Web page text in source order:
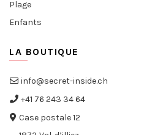
Plage
Enfants
LA BOUTIQUE
info@secret-inside.ch
+41 76 243 34 64
Case postale 12